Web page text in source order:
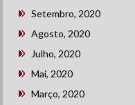
Setembro, 2020
Agosto, 2020
Julho, 2020
Mai, 2020
Março, 2020